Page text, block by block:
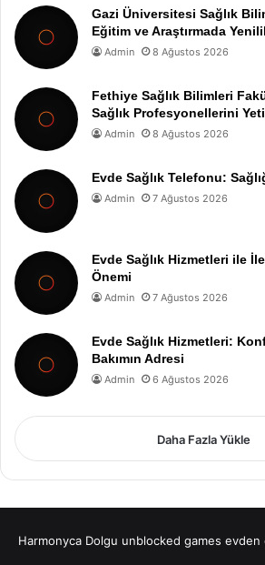
Gazi Üniversitesi Sağlık
Eğitim ve Araştırmada
Admin 8 Ağustos 2026
Fethiye Sağlık Bilimleri
Sağlık Profesyonellerini
Admin 8 Ağustos 2026
Evde Sağlık Telefonu:
Admin 7 Ağustos 2026
Evde Sağlık Hizmetleri ile
Önemi
Admin 7 Ağustos 2026
Evde Sağlık Hizmetleri:
Bakımın Adresi
Admin 6 Ağustos 2026
Daha Fazla Yükle
Harmonyca Dolgu unblocked games evden